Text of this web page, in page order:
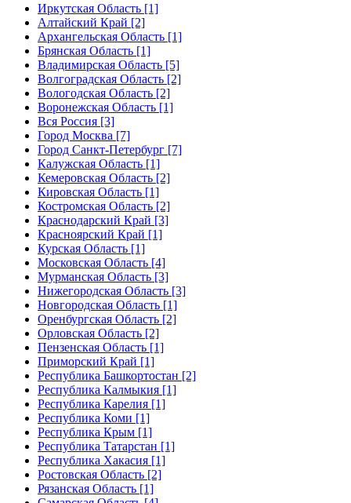
Иркутская Область [1]
Алтайский Край [2]
Архангельская Область [1]
Брянская Область [1]
Владимирская Область [5]
Волгоградская Область [2]
Вологодская Область [2]
Воронежская Область [1]
Вся Россия [3]
Город Москва [7]
Город Санкт-Петербург [7]
Калужская Область [1]
Кемеровская Область [2]
Кировская Область [1]
Костромская Область [2]
Краснодарский Край [3]
Красноярский Край [1]
Курская Область [1]
Московская Область [4]
Мурманская Область [3]
Нижегородская Область [3]
Новгородская Область [1]
Оренбургская Область [2]
Орловская Область [2]
Пензенская Область [1]
Приморский Край [1]
Республика Башкортостан [2]
Республика Калмыкия [1]
Республика Карелия [1]
Республика Коми [1]
Республика Крым [1]
Республика Татарстан [1]
Республика Хакасия [1]
Ростовская Область [2]
Рязанская Область [1]